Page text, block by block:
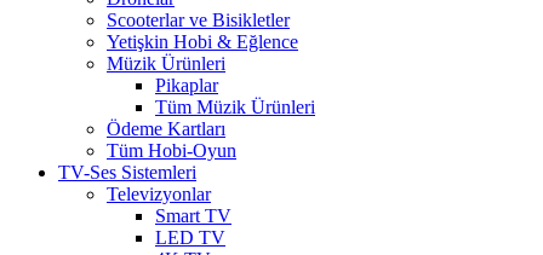
Scooterlar ve Bisikletler
Yetişkin Hobi & Eğlence
Müzik Ürünleri
Pikaplar
Tüm Müzik Ürünleri
Ödeme Kartları
Tüm Hobi-Oyun
TV-Ses Sistemleri
Televizyonlar
Smart TV
LED TV